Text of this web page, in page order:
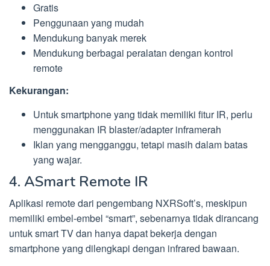
Gratis
Penggunaan yang mudah
Mendukung banyak merek
Mendukung berbagai peralatan dengan kontrol
remote
Kekurangan:
Untuk smartphone yang tidak memiliki fitur IR, perlu
menggunakan IR blaster/adapter inframerah
Iklan yang mengganggu, tetapi masih dalam batas
yang wajar.
4. ASmart Remote IR
Aplikasi remote dari pengembang NXRSoft’s, meskipun
memiliki embel-embel “smart”, sebenarnya tidak dirancang
untuk smart TV dan hanya dapat bekerja dengan
smartphone yang dilengkapi dengan infrared bawaan.